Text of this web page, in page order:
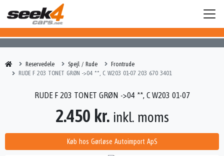
Reservedele Spejl / Rude
Frontrude
RUDE F 203 TONET GRØN ->04 **, C W203 01-07 203 670 3401
2.450 kr. inkl. moms
Køb hos Gørløse Autoimport ApS
RUDE F 203 TONET GRØN ->04 **, C W203 01-07